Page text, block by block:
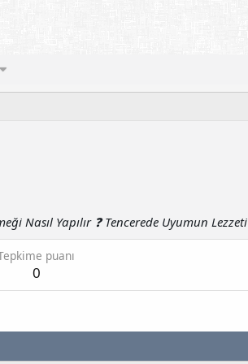
Nasıl Yapılır ❓ Tencerede Uyumun Lezzeti
puanı
0